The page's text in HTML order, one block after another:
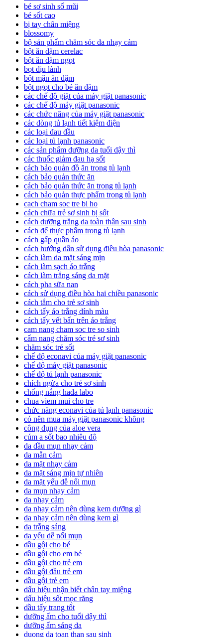
bé sơ sinh sổ mũi
bé sốt cao
bị tay chân miệng
blossomy
bộ sản phẩm chăm sóc da nhạy cảm
bột ăn dặm cerelac
bột ăn dặm ngọt
bọt dịu lành
bột mặn ăn dặm
bột ngọt cho bé ăn dặm
các chế độ giặt của máy giặt panasonic
các chế độ máy giặt panasonic
các chức năng của máy giặt panasonic
các dòng tủ lạnh tiết kiệm điện
các loại đau đầu
các loại tủ lạnh panasonic
các sản phẩm dưỡng da tuổi dậy thì
các thuốc giảm đau hạ sốt
cách bảo quản đồ ăn trong tủ lạnh
cách bảo quản thức ăn
cách bảo quản thức ăn trong tủ lạnh
cách bảo quản thực phẩm trong tủ lạnh
cach cham soc tre bi ho
cách chữa trẻ sơ sinh bị sốt
cách dưỡng trắng da toàn thân sau sinh
cách để thực phẩm trong tủ lạnh
cách gấp quần áo
cách hướng dẫn sử dụng điều hòa panasonic
cách làm da mặt sáng mịn
cách làm sạch áo trắng
cách làm trắng sáng da mặt
cách pha sữa nan
cách sử dụng điều hòa hai chiều panasonic
cách tắm cho trẻ sơ sinh
cách tẩy áo trắng dính màu
cách tẩy vết bẩn trên áo trắng
cam nang cham soc tre so sinh
cẩm nang chăm sóc trẻ sơ sinh
chăm sóc trẻ sốt
chế độ econavi của máy giặt panasonic
chế độ máy giặt panasonic
chế độ tủ lạnh panasonic
chích ngừa cho trẻ sơ sinh
chống nắng hada labo
chua viem mui cho tre
chức năng econavi của tủ lạnh panasonic
có nên mua máy giặt panasonic không
công dụng của aloe vera
cúm a sốt bao nhiêu độ
da dầu mụn nhạy cảm
da mẫn cảm
da mặt nhạy cảm
da mặt sáng mịn tự nhiên
da mặt yếu dễ nổi mụn
da mụn nhạy cảm
da nhạy cảm
da nhạy cảm nên dùng kem dưỡng gì
da nhạy cảm nên dùng kem gì
da trắng sáng
da yếu dễ nổi mụn
dầu gội cho bé
dầu gội cho em bé
dầu gội cho trẻ em
dầu gội đầu trẻ em
dầu gội trẻ em
dấu hiệu nhận biết chân tay miệng
dấu hiệu sốt mọc răng
dầu tẩy trang tốt
dưỡng ẩm cho tuổi dậy thì
dưỡng ẩm sáng da
duong da toan than sau sinh